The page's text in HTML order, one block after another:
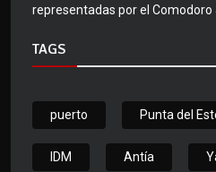
representadas por el
TAGS
puerto Punta del
IDM Antía